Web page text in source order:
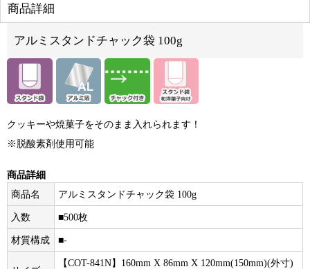
商品詳細
アルミスタンドチャック袋 100g
クッキーや焼菓子をそのまま入れられます！
※脱酸素剤使用可能
商品詳細
商品名
アルミスタンドチャック袋 100g
入数 ■500枚
材質構成 ■-
【COT-841N】160mm X 86mm X 120mm(150mm)(外寸)